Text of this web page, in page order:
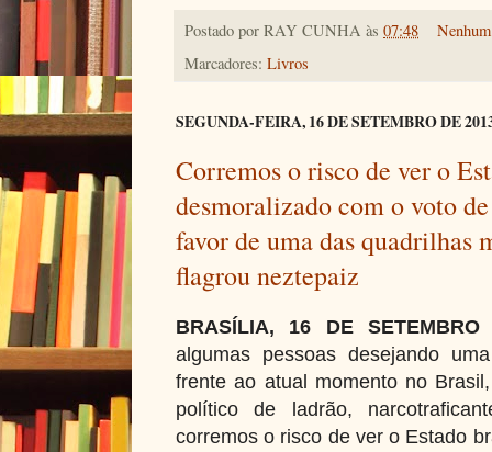
Postado por RAY CUNHA às 07:48
Marcadores: Livros
SEGUNDA-FEIRA, 16 DE SETEMBRO DE
Corremos o risco de ver o
desmoralizado com o voto
favor de uma das quadrilhas
flagrou neztepaiz
BRASÍLIA, 16 DE
algumas pessoas desejando
frente ao atual momento no
político de ladrão,
corremos o risco de ver o Estado